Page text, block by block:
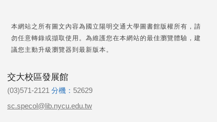
本網站之所有圖文內容為國立陽明交通大學圖書館版權所有，請
勿任意轉錄或擷取使用。為維護您在本網站的最佳瀏覽體驗，建
議您主動升級瀏覽器到最新版本。
交大校區發展館
(03)571-2121 分機： 52629
sc.specol@lib.nycu.edu.tw